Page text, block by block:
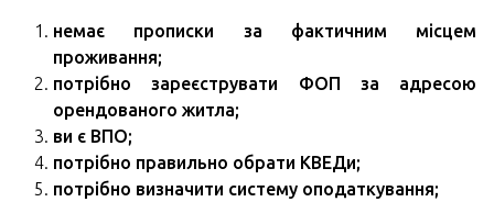
немає прописки за фактичним місцем
проживання;
потрібно зареєструвати ФОП за адресою
орендованого житла;
ви є ВПО;
потрібно правильно обрати КВЕДи;
потрібно визначити систему оподаткування;